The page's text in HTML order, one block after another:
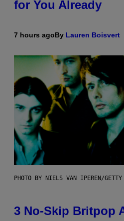
for You Already
7 hours agoBy Lauren Boisvert
PHOTO BY NIELS VAN IPEREN/GETTY
3 No-Skip Britpop